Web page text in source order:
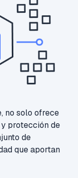
no solo ofrece
protección de
de
que aportan